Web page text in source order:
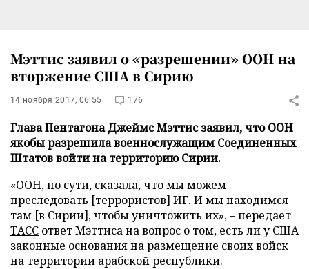
Мэттис заявил о «разрешении» ООН на
вторжение США в Сирию
14 ноября 2017, 06:55 176
Глава Пентагона Джеймс Мэттис заявил, что ООН
якобы разрешила военнослужащим Соединенных
Штатов войти на территорию Сирии.
«ООН, по сути, сказала, что мы можем
преследовать [террористов] ИГ. И мы находимся
там [в Сирии], чтобы уничтожить их», – передает
ТАСС ответ Мэттиса на вопрос о том, есть ли у США
законные основания на размещение своих войск
на территории арабской республики.